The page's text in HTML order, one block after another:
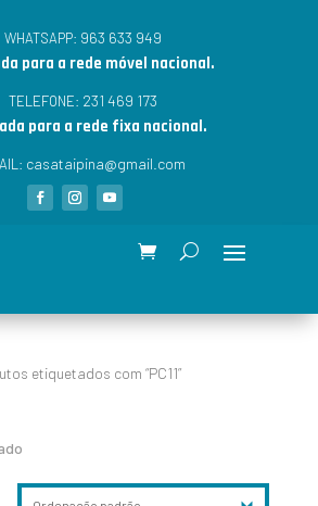
WHATSAPP: 963 633 949
para a rede móvel nacional.
TELEFONE: 231 469 173
para a rede fixa nacional.
casataipina@gmail.com
etiquetados com “PC11”